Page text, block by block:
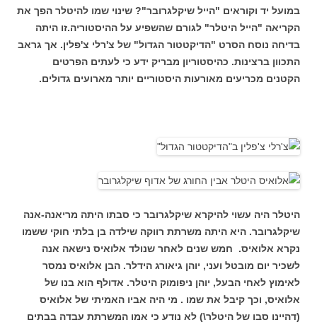
במועל יד וקוראים "הייל שיקלגרובר"? שינוי שמו להיטלר הפך את
הקריאה "הייל היטלר" לגורם שהשפיע על ההיסטוריה.זו היתה
בדיחה נוסח הסרט "הדיקטטור הגדול" של צ'רלי צ'פלין. אך גראב
התכוון ברצינות. כהיסטוריון מבריק ידע כי לעתים הפרטים
הקטנים מכריעים מאורעות היסטוריים יותר מארועים גדולים.
היטלר היה עשוי להיקרא שיקלגרובר כי סבתו היתה מריאנה-אנה
שיקלגרובר. היא היתה משרתת רווקה שילדה בן בלתי חוקי ששמו
נקרא אלואיס. חמש שנים לאחר שנולד אלואיס נישאה אנה
לשכיר יום מובטל ועני, יוהן גיאורג הידלר. הבן אלואיס נמסר
לאימוץ לאחי הבעל, יוהן ניפומוק היטלר. אדולף הוא בנו של
אלואיס, וכך קיבל את שמו . מי היה אביו האמיתי של אלואיס
(דהיינו סבו של היטלר\) לא נודע כי אמו המשרתת עבדה בבתים